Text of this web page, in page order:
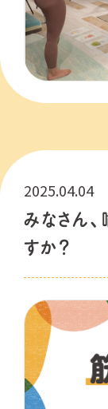
みなさん
すか？
2025.04.04